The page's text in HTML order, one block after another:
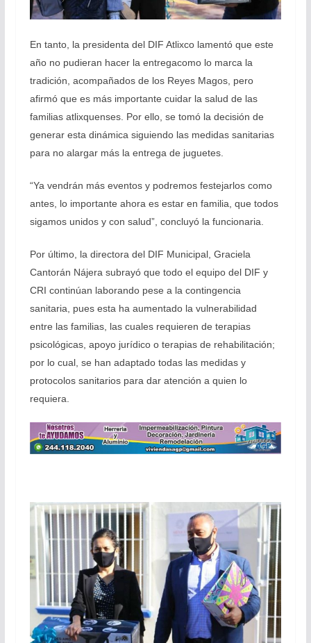
En tanto, la presidenta del DIF Atlixco lamentó que este
año no pudieran hacer la entregacomo lo marca la
tradición, acompañados de los Reyes Magos, pero
afirmó que es más importante cuidar la salud de las
familias atlixquenses. Por ello, se tomó la decisión de
generar esta dinámica siguiendo las medidas sanitarias
para no alargar más la entrega de juguetes.
“Ya vendrán más eventos y podremos festejarlos como
antes, lo importante ahora es estar en familia, que todos
sigamos unidos y con salud”, concluyó la funcionaria.
Por último, la directora del DIF Municipal, Graciela
Cantorán Nájera subrayó que todo el equipo del DIF y
CRI continúan laborando pese a la contingencia
sanitaria, pues esta ha aumentado la vulnerabilidad
entre las familias, las cuales requieren de terapias
psicológicas, apoyo jurídico o terapias de rehabilitación;
por lo cual, se han adaptado todas las medidas y
protocolos sanitarios para dar atención a quien lo
requiera.